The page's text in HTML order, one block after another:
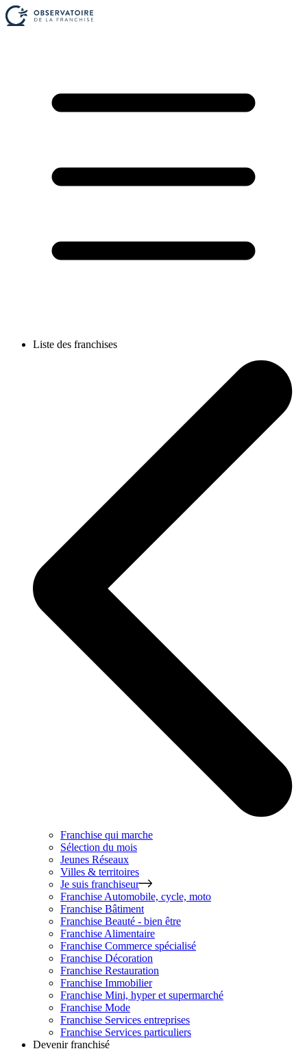
Liste des franchises
Franchise qui marche
Sélection du mois
Jeunes Réseaux
Villes & territoires
Je suis franchiseur
Franchise Automobile, cycle, moto
Franchise Bâtiment
Franchise Beauté - bien être
Franchise Alimentaire
Franchise Commerce spécialisé
Franchise Décoration
Franchise Restauration
Franchise Immobilier
Franchise Mini, hyper et supermarché
Franchise Mode
Franchise Services entreprises
Franchise Services particuliers
Devenir franchisé